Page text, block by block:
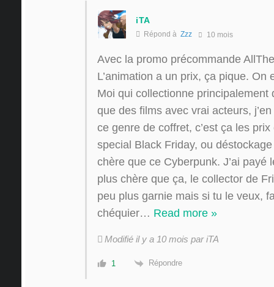
iTA
Répond à Zzz 10 mois
Avec la promo précommande
L’animation a un prix, ça pique.
Moi qui collectionne principalement
que des films avec vrai acteurs,
ce genre de coffret, c’est ça les prix
special Black Friday, ou
chère que ce Cyberpunk. J’ai payé
plus chère que ça, le collector de
peu plus garnie mais si tu le veux,
chéquier… Read more »
Modifié il y a 10 mois par iTA
1 Répondre